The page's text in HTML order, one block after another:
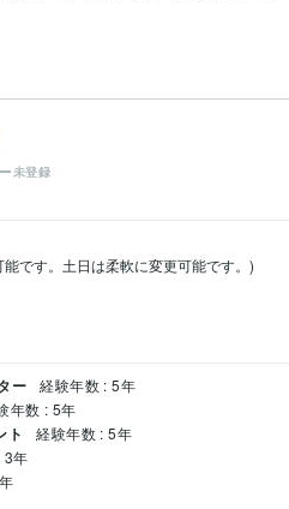
未登録
です。土日は柔軟に変更可能です。)
ー 経験年数 : 5年
年数 : 5年
ト 経験年数 : 5年
3年